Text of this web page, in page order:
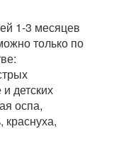
1-3 месяцев
только по
детских
оспа,
краснуха,